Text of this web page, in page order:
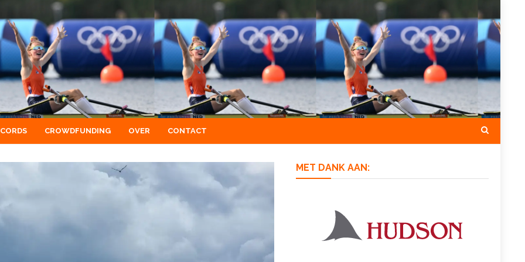
CROWDFUNDING OVER CONTACT
MET DANK AAN: